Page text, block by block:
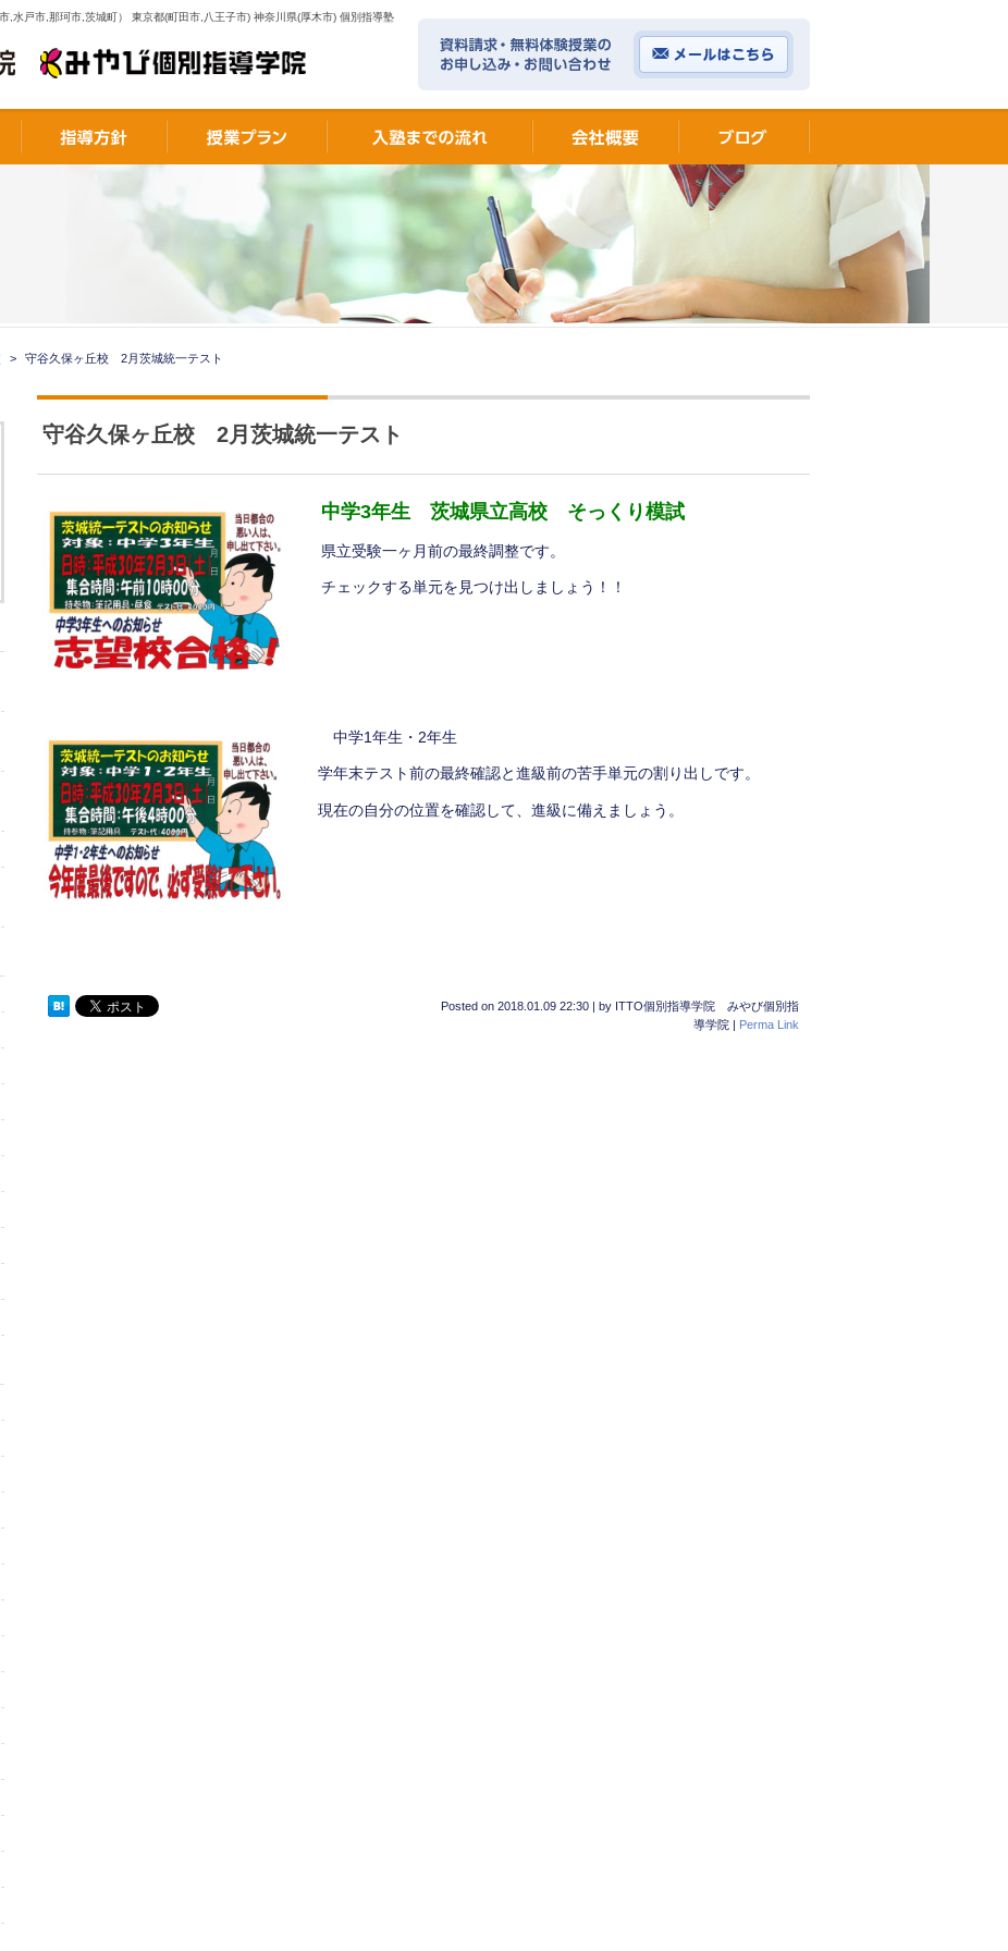
,水戸市,那珂市,茨城町） 東京都(町田市,八王子市) 神奈川県(厚木市) 個別指導塾
> 守谷久保ヶ丘校 2月茨城統一テスト
守谷久保ヶ丘校 2月茨城統一テスト
中学3年生 茨城県立高校 そっくり模試
県立受験一ヶ月前の最終調整です。
チェックする単元を見つけ出しましょう！！
中学1年生・2年生
学年末テスト前の最終確認と進級前の苦手単元の割り出しです。
現在の自分の位置を確認して、進級に備えましょう。
Posted on 2018.01.09 22:30 by ITTO個別指導学院 みやび個別指
導学院
Perma Link